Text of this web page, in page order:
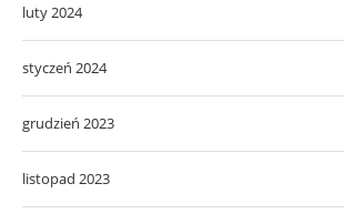
luty 2024
styczeń 2024
grudzień 2023
listopad 2023